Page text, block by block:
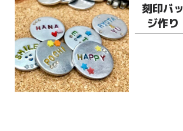
刻印バッ
ジ作り